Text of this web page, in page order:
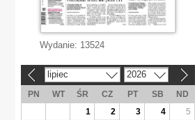
Wydanie: 13524
lipiec 2026
PN WT ŚR CZ PT SB
ND
1
2 3 4
5